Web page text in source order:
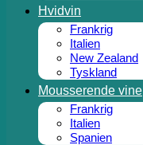
Hvidvin
Frankrig
Italien
New Zealand
Tyskland
Mousserende vine
Frankrig
Italien
Spanien